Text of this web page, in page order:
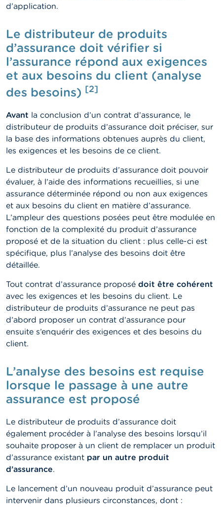
t
s
e
t
M
i
s
e
s
e
g
a
d
e
E
m
p
l
o
i
s
C
o
n
t
a
c
t
R
e
c
e
r
c
h
e
d’application.
Le distributeur de produits
d’assurance doit vérifier si
l’assurance répond aux exigences
et aux besoins du client (analyse
des besoins) [2]
Avant la conclusion d’un contrat d’assurance, le
distributeur de produits d’assurance doit préciser, sur
la base des informations obtenues auprès du client,
les exigences et les besoins de ce client.
Le distributeur de produits d’assurance doit pouvoir
évaluer, à l’aide des informations recueillies, si une
assurance déterminée répond ou non aux exigences
et aux besoins du client en matière d’assurance.
L’ampleur des questions posées peut être modulée en
fonction de la complexité du produit d’assurance
proposé et de la situation du client : plus celle-ci est
spécifique, plus l’analyse des besoins doit être
détaillée.
Tout contrat d’assurance proposé doit être cohérent
avec les exigences et les besoins du client. Le
distributeur de produits d’assurance ne peut pas
d’abord proposer un contrat d’assurance pour
ensuite s’enquérir des exigences et des besoins du
client.
L’analyse des besoins est requise
lorsque le passage à une autre
assurance est proposé
Le distributeur de produits d’assurance doit
également procéder à l’analyse des besoins lorsqu’il
souhaite proposer à un client de remplacer un produit
d’assurance existant par un autre produit
d’assurance.
Le lancement d’un nouveau produit d’assurance peut
intervenir dans plusieurs circonstances, dont :